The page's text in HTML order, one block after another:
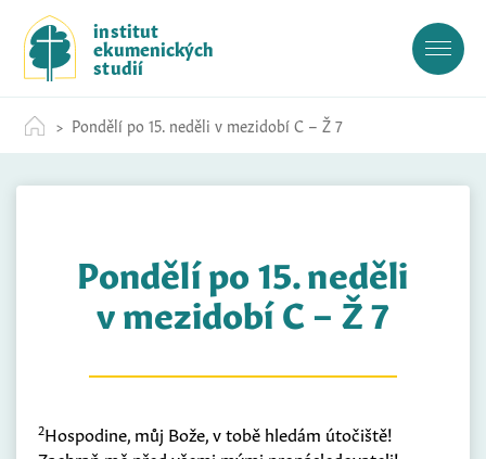
c
institut
ekumenických
studií
Pondělí po 15. neděli v mezidobí C – Ž 7
Pondělí po 15. neděli
v mezidobí C – Ž 7
2Hospodine, můj Bože, v tobě hledám útočiště!